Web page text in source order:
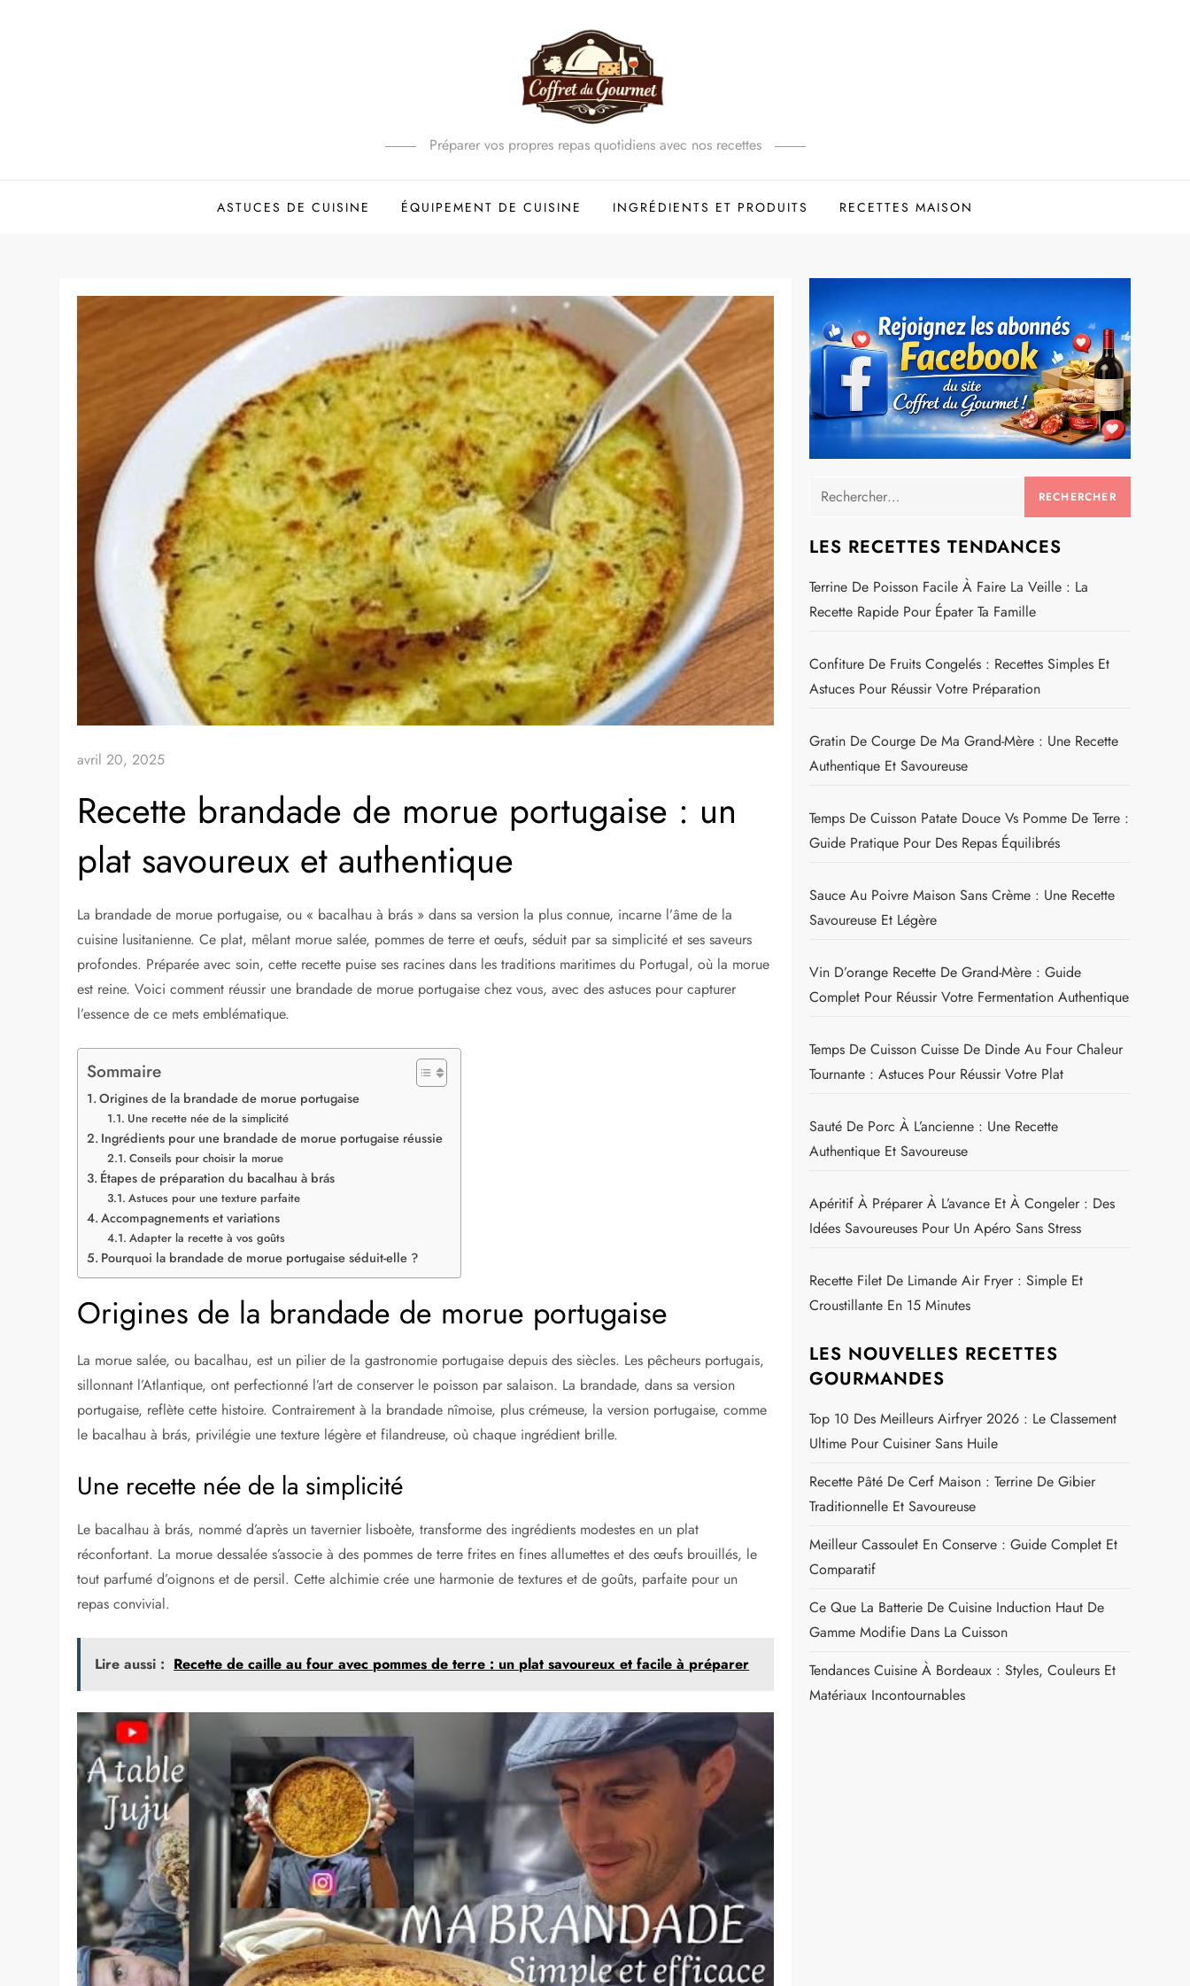
Préparer vos propres repas quotidiens avec nos recettes
ASTUCES DE CUISINE ÉQUIPEMENT DE CUISINE INGRÉDIENTS ET PRODUITS RECETTES MAISON
avril 20, 2025
Recette brandade de morue portugaise : un
plat savoureux et authentique
La brandade de morue portugaise, ou « bacalhau à brás » dans sa version la plus connue, incarne l’âme de la
cuisine lusitanienne. Ce plat, mêlant morue salée, pommes de terre et œufs, séduit par sa simplicité et ses saveurs
profondes. Préparée avec soin, cette recette puise ses racines dans les traditions maritimes du Portugal, où la morue
est reine. Voici comment réussir une brandade de morue portugaise chez vous, avec des astuces pour capturer
l’essence de ce mets emblématique.
Sommaire
Origines de la brandade de morue portugaise
Une recette née de la simplicité
Ingrédients pour une brandade de morue portugaise réussie
Conseils pour choisir la morue
Étapes de préparation du bacalhau à brás
Astuces pour une texture parfaite
Accompagnements et variations
Adapter la recette à vos goûts
Pourquoi la brandade de morue portugaise séduit-elle ?
Origines de la brandade de morue portugaise
La morue salée, ou bacalhau, est un pilier de la gastronomie portugaise depuis des siècles. Les pêcheurs portugais,
sillonnant l’Atlantique, ont perfectionné l’art de conserver le poisson par salaison. La brandade, dans sa version
portugaise, reflète cette histoire. Contrairement à la brandade nîmoise, plus crémeuse, la version portugaise, comme
le bacalhau à brás, privilégie une texture légère et filandreuse, où chaque ingrédient brille.
Une recette née de la simplicité
Le bacalhau à brás, nommé d’après un tavernier lisboète, transforme des ingrédients modestes en un plat
réconfortant. La morue dessalée s’associe à des pommes de terre frites en fines allumettes et des œufs brouillés, le
tout parfumé d’oignons et de persil. Cette alchimie crée une harmonie de textures et de goûts, parfaite pour un
repas convivial.
Lire aussi : Recette de caille au four avec pommes de terre : un plat savoureux et facile à préparer
Rechercher :
LES RECETTES TENDANCES
Terrine De Poisson Facile À Faire La Veille : La
Recette Rapide Pour Épater Ta Famille
Confiture De Fruits Congelés : Recettes Simples Et
Astuces Pour Réussir Votre Préparation
Gratin De Courge De Ma Grand-Mère : Une Recette
Authentique Et Savoureuse
Temps De Cuisson Patate Douce Vs Pomme De Terre :
Guide Pratique Pour Des Repas Équilibrés
Sauce Au Poivre Maison Sans Crème : Une Recette
Savoureuse Et Légère
Vin D’orange Recette De Grand-Mère : Guide
Complet Pour Réussir Votre Fermentation Authentique
Temps De Cuisson Cuisse De Dinde Au Four Chaleur
Tournante : Astuces Pour Réussir Votre Plat
Sauté De Porc À L’ancienne : Une Recette
Authentique Et Savoureuse
Apéritif À Préparer À L’avance Et À Congeler : Des
Idées Savoureuses Pour Un Apéro Sans Stress
Recette Filet De Limande Air Fryer : Simple Et
Croustillante En 15 Minutes
LES NOUVELLES RECETTES
GOURMANDES
Top 10 Des Meilleurs Airfryer 2026 : Le Classement
Ultime Pour Cuisiner Sans Huile
Recette Pâté De Cerf Maison : Terrine De Gibier
Traditionnelle Et Savoureuse
Meilleur Cassoulet En Conserve : Guide Complet Et
Comparatif
Ce Que La Batterie De Cuisine Induction Haut De
Gamme Modifie Dans La Cuisson
Tendances Cuisine À Bordeaux : Styles, Couleurs Et
Matériaux Incontournables